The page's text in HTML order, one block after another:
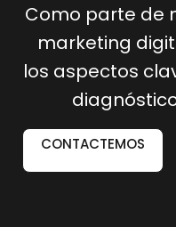
Como parte de
marketing
los aspectos
CONTACTEMOS